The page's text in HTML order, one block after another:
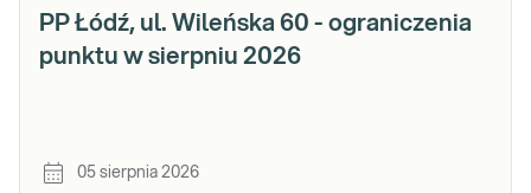
PP Łódź, ul. Wileńska 60 - ograniczenia
punktu w sierpniu 2026
05 sierpnia 2026